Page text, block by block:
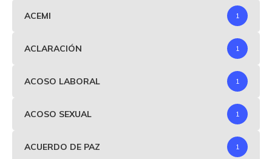
ACEMI 1
ACLARACIÓN 1
ACOSO LABORAL 1
ACOSO SEXUAL 1
ACUERDO DE PAZ 1